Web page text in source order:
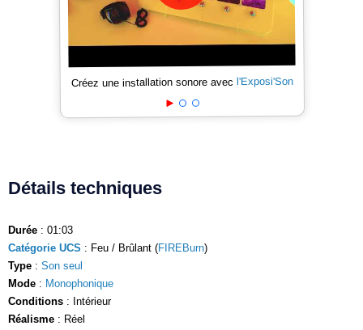
Créez une installation sonore avec l'Exposi'Son
Détails techniques
Durée : 01:03
Catégorie UCS : Feu / Brûlant (FIREBurn)
Type : Son seul
Mode : Monophonique
Conditions : Intérieur
Réalisme : Réel